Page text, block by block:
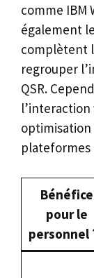
comme IBM
également
complètent
regrouper
QSR.
l’interaction
optimisation
plateformes
Bénéfice
pour le
personnel